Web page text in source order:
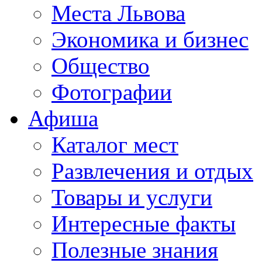
Места Львова
Экономика и бизнес
Общество
Фотографии
Афиша
Каталог мест
Развлечения и отдых
Товары и услуги
Интересные факты
Полезные знания